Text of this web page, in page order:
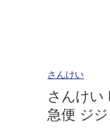
さんけい
さんけい
急便 ジジ